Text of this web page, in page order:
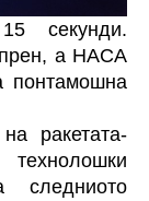
секунди.
а НАСА
понтамошна
ракетата-
следниото